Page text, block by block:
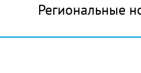
Региональные